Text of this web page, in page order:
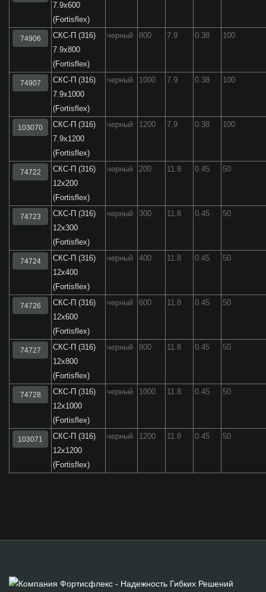
7.9x600
(Fortisflex)
74906
СКС-П (316)
7.9x800
(Fortisflex)
черный 800 7.9 0.38 100
74907
СКС-П (316)
7.9x1000
(Fortisflex)
черный 1000 7.9 0.38 100
103070
СКС-П (316)
7.9х1200
(Fortisflex)
черный 1200 7.9 0.38 100
74722
СКС-П (316)
12x200
(Fortisflex)
черный 200 11.8 0.45 50
74723
СКС-П (316)
12x300
(Fortisflex)
черный 300 11.8 0.45 50
74724
СКС-П (316)
12x400
(Fortisflex)
черный 400 11.8 0.45 50
74726
СКС-П (316)
12x600
(Fortisflex)
черный 600 11.8 0.45 50
74727
СКС-П (316)
12x800
(Fortisflex)
черный 800 11.8 0.45 50
74728
СКС-П (316)
12x1000
(Fortisflex)
черный 1000 11.8 0.45 50
103071
СКС-П (316)
12х1200
(Fortisflex)
черный 1200 11.8 0.45 50